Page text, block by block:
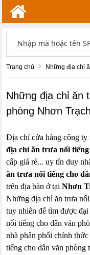
TÌM KIẾM
Trang chủ Những địa chỉ
Những địa chỉ ăn
phòng Nhơn Trạch
Địa chỉ cửa hàng công ty
địa chỉ ăn trưa nổi
cấp giá rẻ... uy tín duy
ăn trưa nổi tiếng cho
trên địa bàn ở tạiNhơn
Những địa chỉ ăn trưa
tuy nhiên để tìm được
nổi tiếng cho dân văn
nhà phân phối chính
tiếng cho dân văn